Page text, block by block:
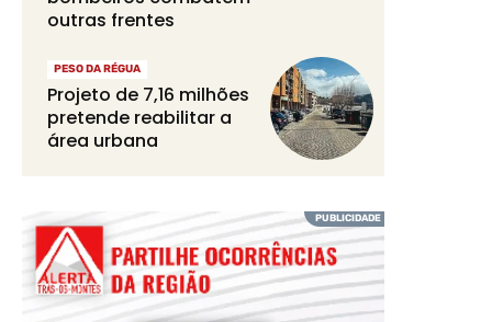
outras frentes
PESO DA RÉGUA
Projeto de 7,16 milhões
pretende reabilitar a
área urbana